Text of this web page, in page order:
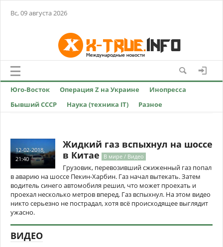
Вс, 09 августа 2026
Юго-Восток Операция Z на Украине
Инопресса
Бывший СССР
Наука (техника IT) Разное
12-02-2018,
21:40
Жидкий газ вспыхнул на шоссе
в Китае
В мире / Видео
Грузовик, перевозивший сжиженный газ попал
в аварию на шоссе Пекин-Харбин. Газ начал вытекать. Затем
водитель синего автомобиля решил, что может проехать и
проехал несколько метров вперед. Газ вспыхнул. На этом видео
никто серьезно не пострадал, хотя всё происходящее выглядит
ужасно.
ВИДЕО